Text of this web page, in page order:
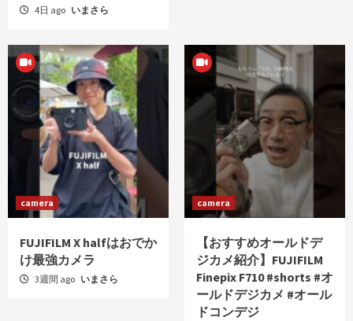
4日 ago いまさら
camera
FUJIFILM X halfはおでか
け最強カメラ
3週間 ago いまさら
camera
【おすすめオールドデ
ジカメ紹介】FUJIFILM
Finepix F710 #shorts #オ
ールドデジカメ #オール
ドコンデジ